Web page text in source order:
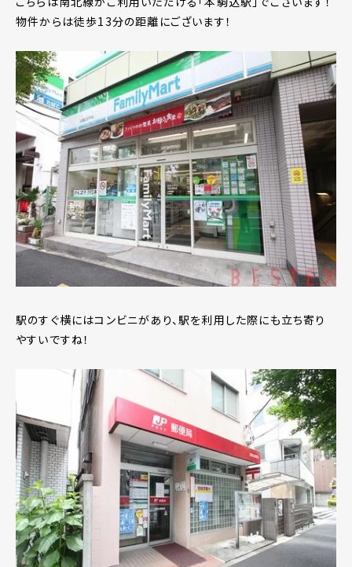
物件からは徒歩13分の距離にございます！
駅のすぐ横にはコンビニがあり、駅を利用した際にも立ち寄り
やすいですね！